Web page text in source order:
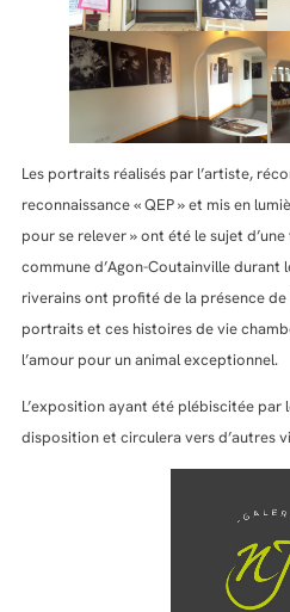
Les portraits réalisés par l’artiste,
reconnaissance « QEP » et mis en
pour se relever » ont été le sujet
commune d’Agon-Coutainville durant
riverains ont profité de la présence
portraits et ces histoires de vie
l’amour pour un animal exceptionnel.
L’exposition ayant été plébiscitée par
disposition et circulera vers d’autres